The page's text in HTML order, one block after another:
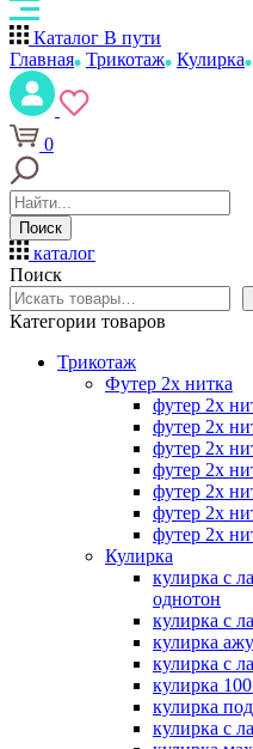
Каталог В пути
Главная Трикотаж Кулирка
0
Поиск
каталог
Поиск
Категории товаров
Трикотаж
Футер 2х нитка
футер 2х
футер 2х
футер 2х
футер 2х
футер 2х
футер 2х
футер 2х
Кулирка
кулирка с
однотон
кулирка с
кулирка
кулирка с
кулирка
кулирка
кулирка с